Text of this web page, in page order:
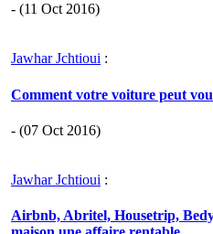
- (11 Oct 2016)
Jawhar Jchtioui :
Comment votre voiture peut
- (07 Oct 2016)
Jawhar Jchtioui :
Airbnb, Abritel, Housetrip,